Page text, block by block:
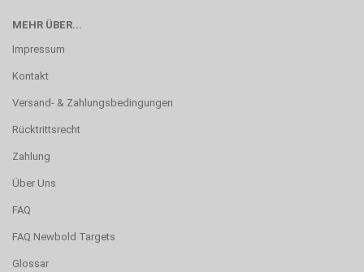
MEHR ÜBER...
Impressum
Kontakt
Versand- & Zahlungsbedingungen
Rücktrittsrecht
Zahlung
Über Uns
FAQ
FAQ Newbold Targets
Glossar